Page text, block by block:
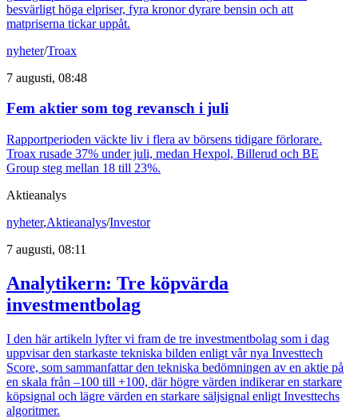
besvärligt höga elpriser, fyra kronor dyrare bensin och att
matpriserna tickar uppåt.
nyheter/Troax
7 augusti, 08:48
Fem aktier som tog revansch i juli
Rapportperioden väckte liv i flera av börsens tidigare förlorare.
Troax rusade 37% under juli, medan Hexpol, Billerud och BE
Group steg mellan 18 till 23%.
Aktieanalys
nyheter,Aktieanalys/Investor
7 augusti, 08:11
Analytikern: Tre köpvärda
investmentbolag
I den här artikeln lyfter vi fram de tre investmentbolag som i dag
uppvisar den starkaste tekniska bilden enligt vår nya Investtech
Score, som sammanfattar den tekniska bedömningen av en aktie på
en skala från –100 till +100, där högre värden indikerar en starkare
köpsignal och lägre värden en starkare säljsignal enligt Investtechs
algoritmer.